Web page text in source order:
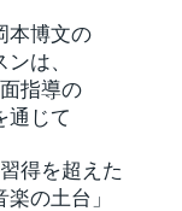
本博文の
は、
指導の
通じて
得を超えた
楽の土台」